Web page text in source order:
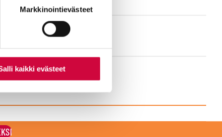
tai
Markkinointievästeet
kaikki evästeet